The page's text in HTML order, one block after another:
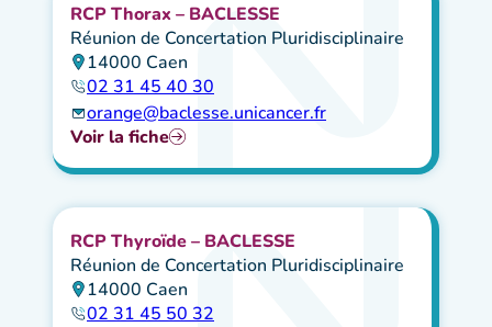
RCP Thorax – BACLESSE
Réunion de Concertation Pluridisciplinaire
14000 Caen
02 31 45 40 30
orange@baclesse.unicancer.fr
Voir la fiche
RCP Thyroïde – BACLESSE
Réunion de Concertation Pluridisciplinaire
14000 Caen
02 31 45 50 32